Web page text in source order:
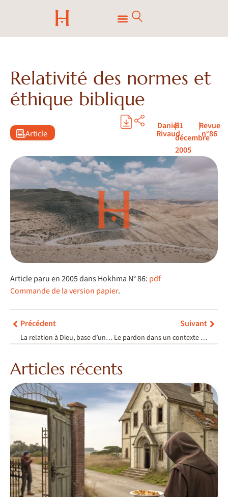
Relativité des normes et
éthique biblique
Article
Daniel
Rivaud
|31
décembre
2005
|Revue
n°86
Article paru en 2005 dans Hokhma N° 86: pdf
Commande de la version papier.
Précédent
La relation à Dieu, base d’une éthique socio-économique selon la Torah
Suivant
Le pardon dans un contexte de deuil
Articles récents